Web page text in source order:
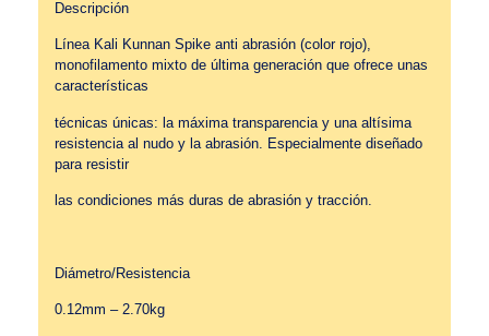
Descripción
Línea Kali Kunnan Spike anti abrasión (color rojo),
monofilamento mixto de última generación que ofrece unas
características
técnicas únicas: la máxima transparencia y una altísima
resistencia al nudo y la abrasión. Especialmente diseñado
para resistir
las condiciones más duras de abrasión y tracción.
Diámetro/Resistencia
0.12mm – 2.70kg